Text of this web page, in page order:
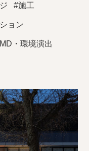
#施工
ョン
・環境演出